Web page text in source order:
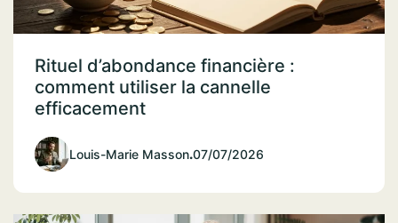
Rituel d’abondance financière :
comment utiliser la cannelle
efficacement
Louis-Marie Masson.07/07/2026